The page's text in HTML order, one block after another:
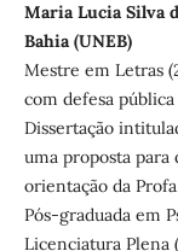
Maria Lucia Silva
Bahia (UNEB)
Mestre em Letras
com defesa
Dissertação
uma proposta
orientação da
Pós-graduada em
Licenciatura Plena